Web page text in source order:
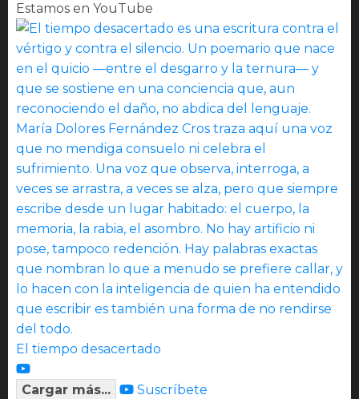
Estamos en YouTube
El tiempo desacertado
Cargar más... Suscríbete